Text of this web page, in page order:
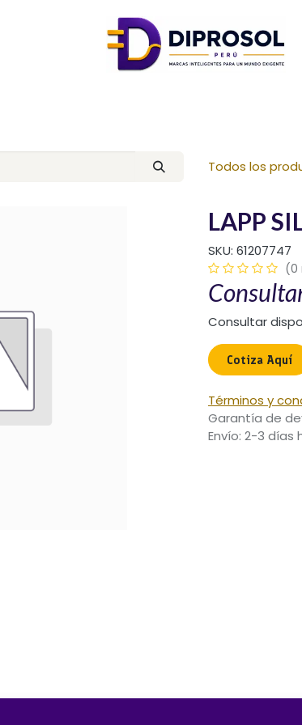
Todos los
LAPP
SKU: 61207747
(0
Consultar
Cotiza Aquí​
Términos y
Garantía de
Envío: 2-3 días